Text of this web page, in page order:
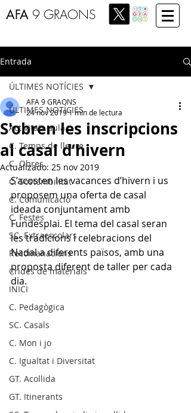
AFA 9 GRAONS
Entrada
ÚLTIMES NOTÍCIES
Activitats aula
C. Temps de lleure
C. Obres
C. Sostenibilitat
C. Comunicació
C. Festes
SC. Extraescolars
Recomanacions
Crides de materials
INICI
C. Pedagògica
SC. Casals
C. Mon i jo
C. Igualtat i Diversitat
GT. Acollida
GT. Itinerants
ÚLTIMES NOTÍCIES
S'obren les inscripcions
al casal d’hivern
AFA 9 GRAONS
24 nov 20191 min de lectura
Actualizado: 25 nov 2019
S’acosten les vacances d’hivern i us
proposem una oferta de casal
ideada conjuntament amb
Fundesplai. El tema del casal seran
les tradicions i celebracions del
Nadal a diferents països, amb una
proposta diferent de taller per cada
dia.